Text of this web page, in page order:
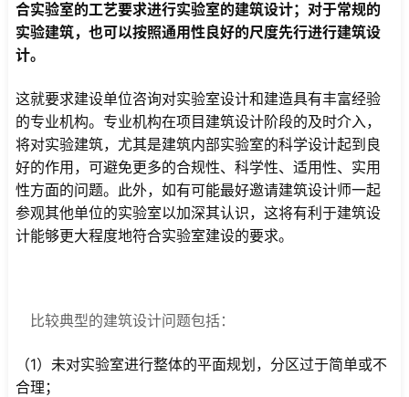
合实验室的工艺要求进行实验室的建筑设计；对于常规的
实验建筑，也可以按照通用性良好的尺度先行进行建筑设
计。
这就要求建设单位咨询对实验室设计和建造具有丰富经验
的专业机构。专业机构在项目建筑设计阶段的及时介入，
将对实验建筑，尤其是建筑内部实验室的科学设计起到良
好的作用，可避免更多的合规性、科学性、适用性、实用
性方面的问题。此外，如有可能最好邀请建筑设计师一起
参观其他单位的实验室以加深其认识，这将有利于建筑设
计能够更大程度地符合实验室建设的要求。
比较典型的建筑设计问题包括：
（1）未对实验室进行整体的平面规划，分区过于简单或不
合理；